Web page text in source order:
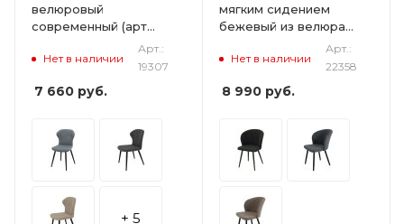
велюровый
современный (арт
Нет в наличии
Арт.:
19307
7 660 руб.
+ 5
мягким сидением
бежевый из велюра
Нет в наличии
Арт.:
22358
8 990 руб.